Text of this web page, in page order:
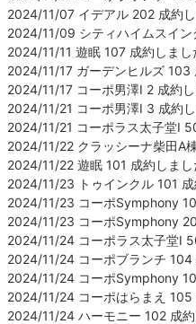
2024/11/07 イデアル 202 成約
2024/11/09 シティハイムスイ
2024/11/11 遊眠 107 成約しまし
2024/11/17 ガーデンヒルズ 103
2024/11/17 コーポ男澤Ⅰ 2 成約
2024/11/21 コーポ男澤Ⅰ 3 成約
2024/11/21 コーポラス太子堂Ⅰ
2024/11/22 クラッシーナ柴田A
2024/11/22 遊眠 101 成約しまし
2024/11/23 トゥインクル 101 成
2024/11/23 コーポSymphony
2024/11/23 コーポSymphony
2024/11/24 コーポラス太子堂Ⅰ
2024/11/24 コーポブランチ 104
2024/11/24 コーポSymphony
2024/11/24 コーポはらまえ 105
2024/11/24 ハーモニー 102 成